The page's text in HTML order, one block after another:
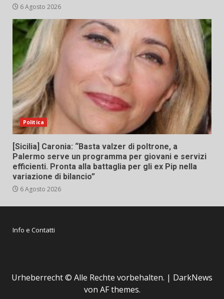
6 Agosto 2026
Politica
[Sicilia] Caronia: “Basta valzer di poltrone, a
Palermo serve un programma per giovani e servizi
efficienti. Pronta alla battaglia per gli ex Pip nella
variazione di bilancio”
6 Agosto 2026
Info e Contatti
Urheberrecht © Alle Rechte vorbehalten. | DarkNews
von AF themes.